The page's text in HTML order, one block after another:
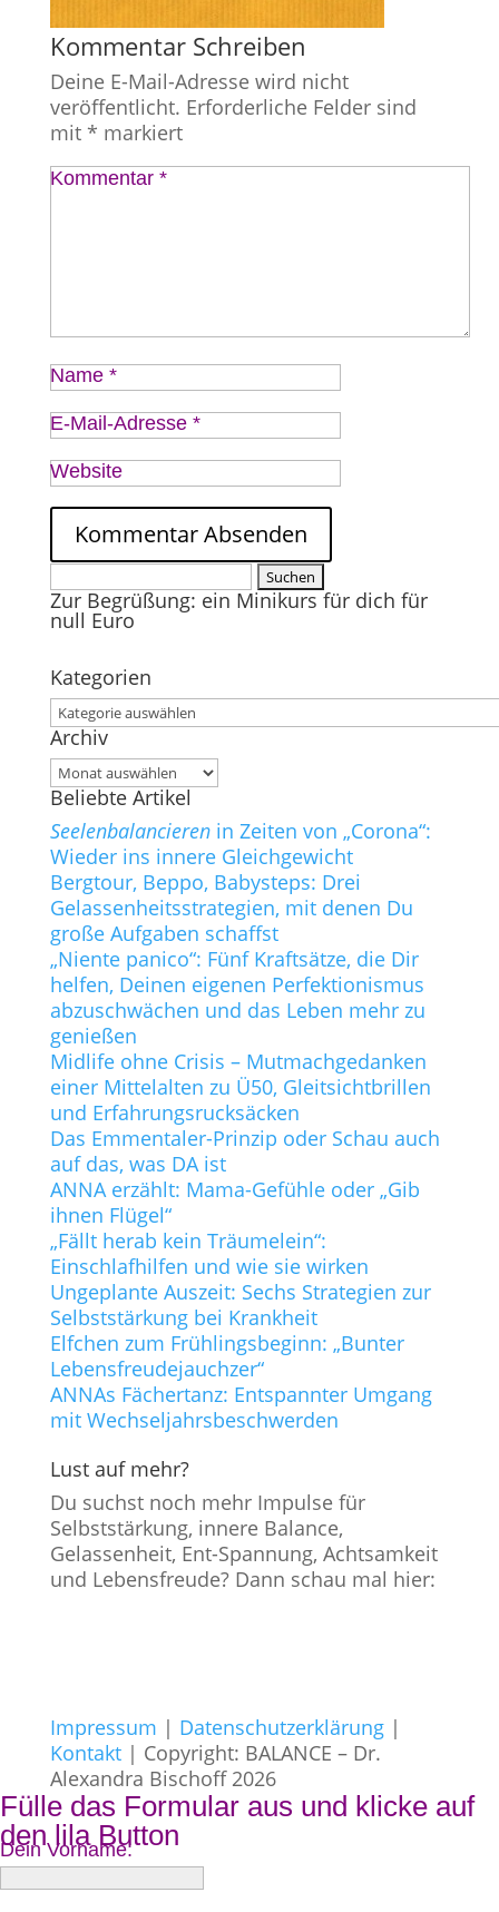
Kommentar Schreiben
Deine E-Mail-Adresse wird nicht
veröffentlicht. Erforderliche Felder sind
mit * markiert
Kommentar *
Name *
E-Mail-Adresse *
Website
nach:
Zur Begrüßung: ein Minikurs für dich für
null Euro
Kategorien
Kategorien
Archiv
Archiv
Beliebte Artikel
Seelenbalancierenin Zeiten von „Corona“:
Wieder ins innere Gleichgewicht
Bergtour, Beppo, Babysteps: Drei
Gelassenheitsstrategien, mit denen Du
große Aufgaben schaffst
„Niente panico“: Fünf Kraftsätze, die Dir
helfen, Deinen eigenen Perfektionismus
abzuschwächen und das Leben mehr zu
genießen
Midlife ohne Crisis – Mutmachgedanken
einer Mittelalten zu Ü50, Gleitsichtbrillen
und Erfahrungsrucksäcken
Das Emmentaler-Prinzip oder Schau auch
auf das, was DA ist
ANNA erzählt: Mama-Gefühle oder „Gib
ihnen Flügel“
„Fällt herab kein Träumelein“:
Einschlafhilfen und wie sie wirken
Ungeplante Auszeit: Sechs Strategien zur
Selbststärkung bei Krankheit
Elfchen zum Frühlingsbeginn: „Bunter
Lebensfreudejauchzer“
ANNAs Fächertanz: Entspannter Umgang
mit Wechseljahrsbeschwerden
Lust auf mehr?
Du suchst noch mehr Impulse für
Selbststärkung, innere Balance,
Gelassenheit, Ent-Spannung, Achtsamkeit
und Lebensfreude? Dann schau mal hier:
Impressum | Datenschutzerklärung|
Kontakt| Copyright: BALANCE – Dr.
Alexandra Bischoff 2026
Fülle das Formular aus und klicke auf
den lila Button
Dein Vorname: